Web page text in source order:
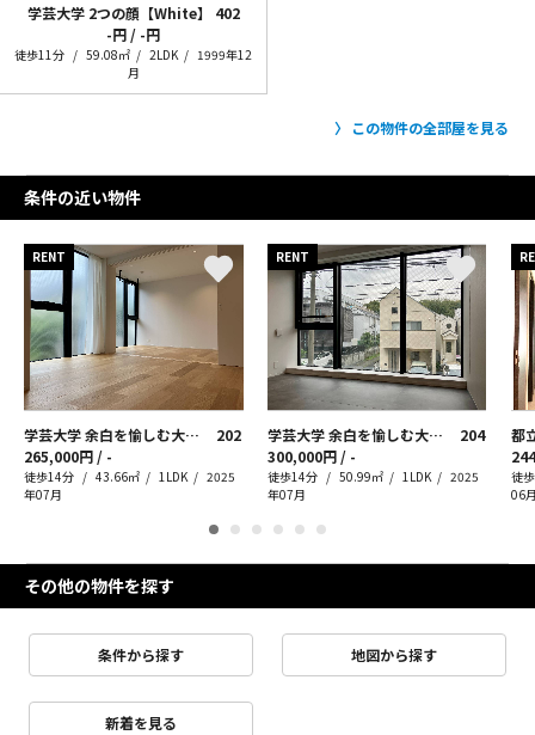
学芸大学 2つの顔【White】
402
-円 / -円
徒歩11分 59.08㎡ 2LDK
1999年12
月
この物件の全部屋を見る
条件の近い物件
RENT
学芸大学 余白を愉しむ大人の住まい
202
265,000円 / -
徒歩14分 43.66㎡ 1LDK
2025
年07月
RENT
学芸大学 余白を愉しむ大人の住まい
204
300,000円 / -
徒歩14分 50.99㎡ 1LDK
2025
年07月
都
徒
06
その他の物件を探す
条件から探す 地図から探す
新着を見る